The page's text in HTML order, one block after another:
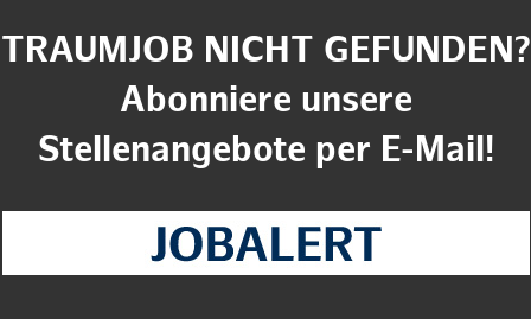
TRAUMJOB NICHT GEFUNDEN?
Abonniere unsere
Stellenangebote per E-Mail!